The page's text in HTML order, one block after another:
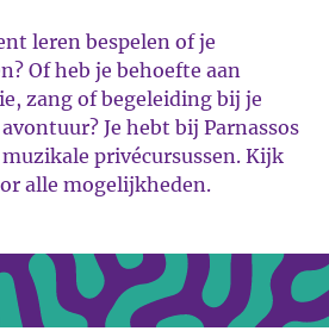
leren bespelen of je
Of heb je behoefte aan
zang of begeleiding bij je
Je hebt bij Parnassos
privécursussen. Kijk
alle mogelijkheden.